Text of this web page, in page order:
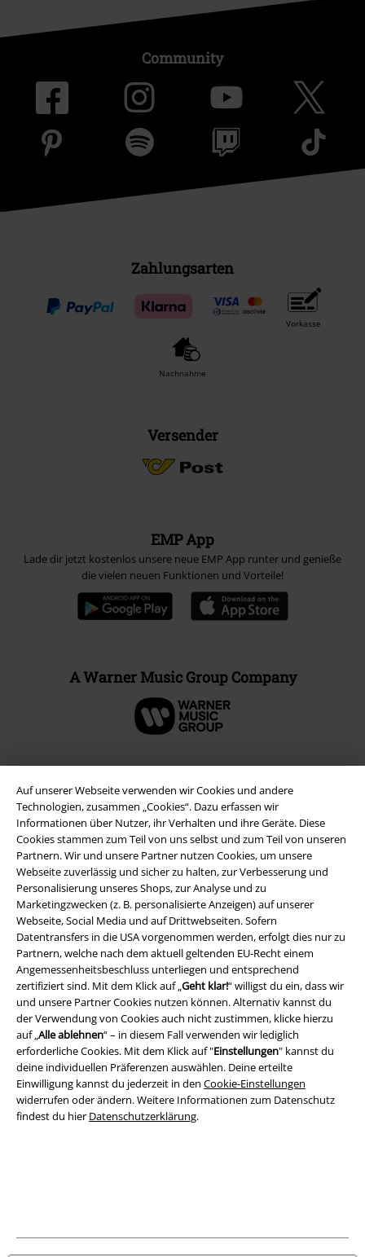
Auf unserer Webseite verwenden wir Cookies und andere
Technologien, zusammen „Cookies“. Dazu erfassen wir
Informationen über Nutzer, ihr Verhalten und ihre Geräte. Diese
Cookies stammen zum Teil von uns selbst und zum Teil von unseren
Partnern. Wir und unsere Partner nutzen Cookies, um unsere
Webseite zuverlässig und sicher zu halten, zur Verbesserung und
Personalisierung unseres Shops, zur Analyse und zu
Marketingzwecken (z. B. personalisierte Anzeigen) auf unserer
Webseite, Social Media und auf Drittwebseiten. Sofern
Datentransfers in die USA vorgenommen werden, erfolgt dies nur zu
Partnern, welche nach dem aktuell geltenden EU-Recht einem
Angemessenheitsbeschluss unterliegen und entsprechend
zertifiziert sind. Mit dem Klick auf „ Geht klar!“ willigst du ein, dass wir
und unsere Partner Cookies nutzen können. Alternativ kannst du
der Verwendung von Cookies auch nicht zustimmen, klicke hierzu
auf „ Alle ablehnen“ – in diesem Fall verwenden wir lediglich
erforderliche Cookies. Mit dem Klick auf "Einstellungen" kannst du
deine individuellen Präferenzen auswählen. Deine erteilte
Einwilligung kannst du jederzeit in den Cookie-Einstellungen
widerrufen oder ändern. Weitere Informationen zum Datenschutz
findest du hier Datenschutzerklärung.
Community
Zahlungsarten
Vorkasse
Nachnahme
Versender
EMP App
Lade dir jetzt kostenlos unsere neue EMP App runter und genieße
die vielen neuen Funktionen und Vorteile!
A Warner Music Group Company
Rechtliches
AGB
Impressum
Datenschutz
Entsorgung und Umweltschutz
Konformitätserklärung
Information zur Barrierefreiheit
Alle Preise inkl. gesetzlicher Mehrwertsteuer, zzgl.Versandkosten